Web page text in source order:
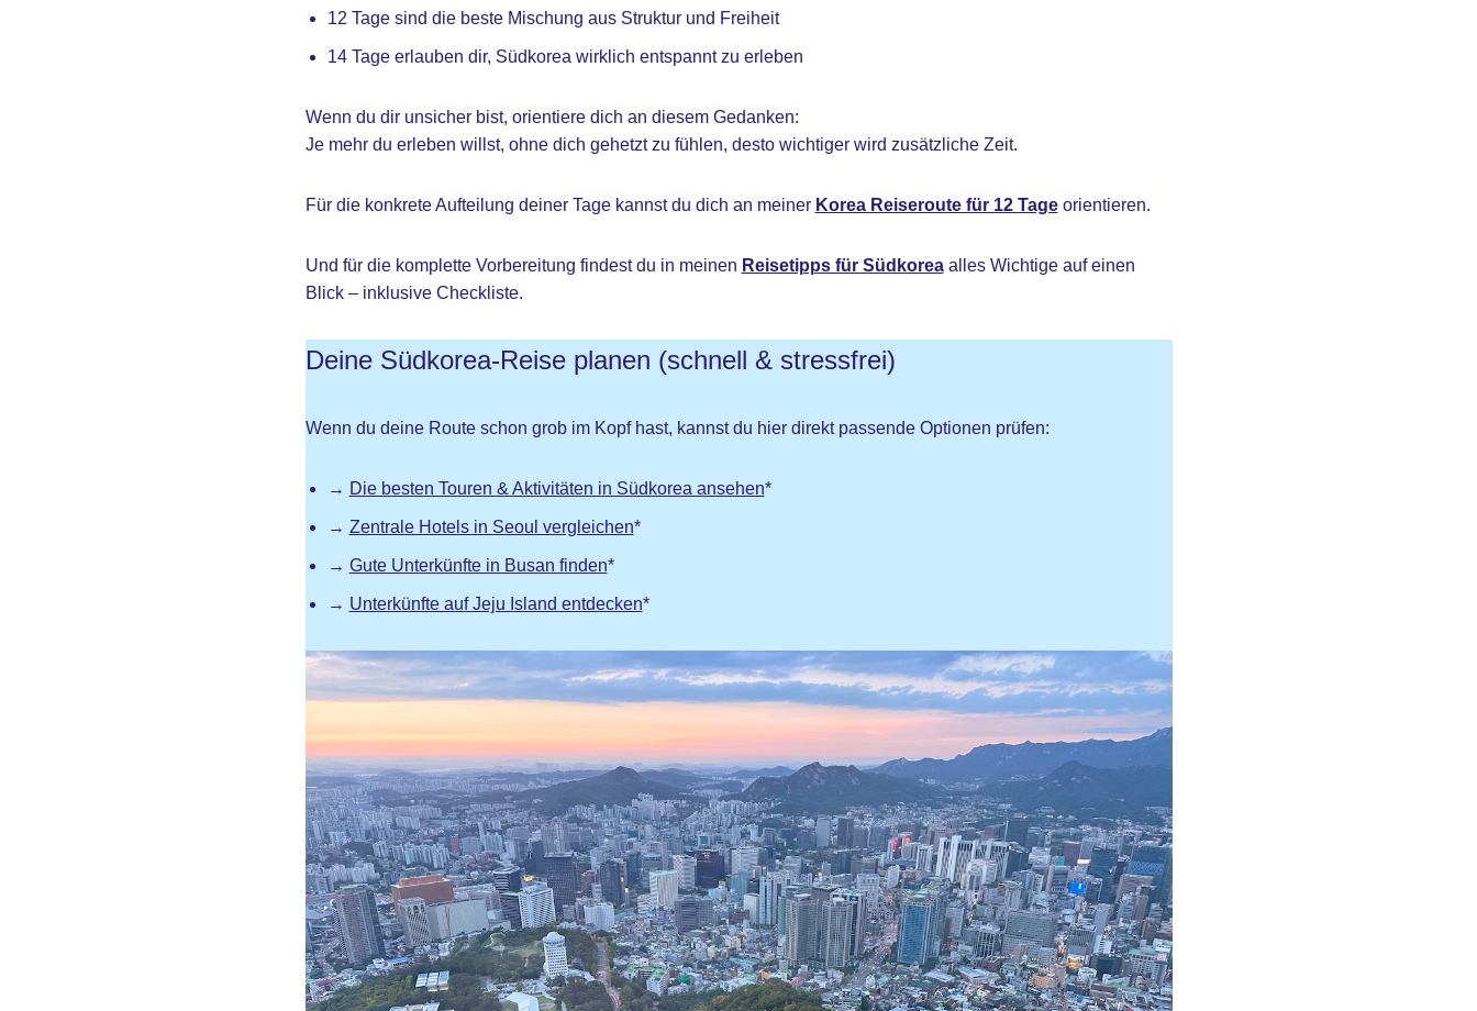
12 Tage sind die beste Mischung aus Struktur und Freiheit
14 Tage erlauben dir, Südkorea wirklich entspannt zu erleben
Wenn du dir unsicher bist, orientiere dich an diesem Gedanken:
Je mehr du erleben willst, ohne dich gehetzt zu fühlen, desto wichtiger wird zusätzliche Zeit.
Für die konkrete Aufteilung deiner Tage kannst du dich an meiner Korea Reiseroute für 12 Tageorientieren.
Und für die komplette Vorbereitung findest du in meinen Reisetipps für Südkoreaalles Wichtige auf einen
Blick – inklusive Checkliste.
Deine Südkorea-Reise planen (schnell & stressfrei)
Wenn du deine Route schon grob im Kopf hast, kannst du hier direkt passende Optionen prüfen:
→ Die besten Touren & Aktivitäten in Südkorea ansehen*
→ Zentrale Hotels in Seoul vergleichen*
→ Gute Unterkünfte in Busan finden*
→ Unterkünfte auf Jeju Island entdecken*